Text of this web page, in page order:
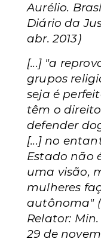
Aurélio.
Diário da
abr. 2013)
[...] "a
grupos
seja é
têm o
defender
[...] no
Estado não
uma visão,
mulheres
autônoma"
Relator:
29 de